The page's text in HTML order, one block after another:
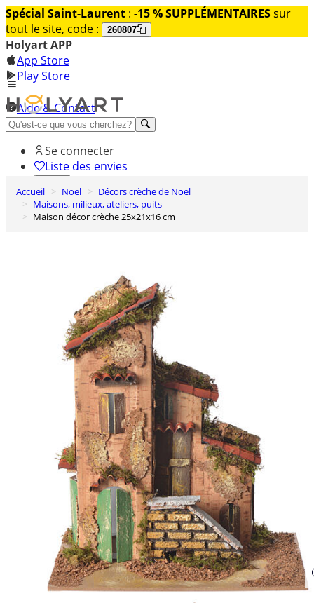
Spécial Saint-Laurent : -15 % SUPPLÉMENTAIRESsur
tout le site, code :
260807
Holyart APP
App Store
Play Store
Aide & Contact
Découvrez Premium
Se connecter
Liste des envies
0
Panier
Accueil Noël
Décors crèche de Noël
Maisons, milieux, ateliers, puits
Maison décor crèche 25x21x16 cm